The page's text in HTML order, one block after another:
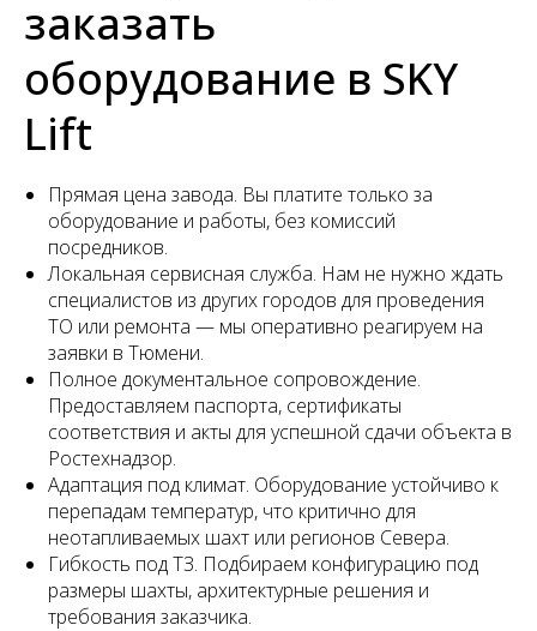
заказать
оборудование в SKY
Lift
Прямая цена завода. Вы платите только за
оборудование и работы, без комиссий
посредников.
Локальная сервисная служба. Нам не нужно ждать
специалистов из других городов для проведения
ТО или ремонта — мы оперативно реагируем на
заявки в Тюмени.
Полное документальное сопровождение.
Предоставляем паспорта, сертификаты
соответствия и акты для успешной сдачи объекта в
Ростехнадзор.
Адаптация под климат. Оборудование устойчиво к
перепадам температур, что критично для
неотапливаемых шахт или регионов Севера.
Гибкость под ТЗ. Подбираем конфигурацию под
размеры шахты, архитектурные решения и
требования заказчика.